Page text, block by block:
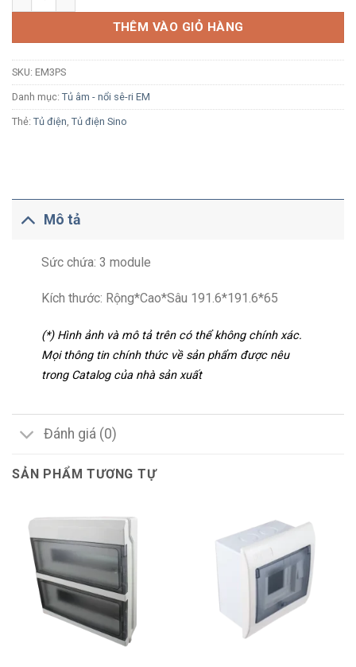
THÊM VÀO GIỎ HÀNG
SKU: EM3PS
Danh mục: Tủ âm - nổi sê-ri EM
Thẻ: Tủ điện Tủ điện Sino
Mô tả
Sức chứa: 3 module
Kích thước: Rộng*Cao*Sâu 191.6*191.6*65
(*) Hình ảnh và mô tả trên có thể không chính xác.
Mọi thông tin chính thức về sản phẩm được nêu
trong Catalog của nhà sản xuất
Đánh giá (0)
SẢN PHẨM TƯƠNG TỰ